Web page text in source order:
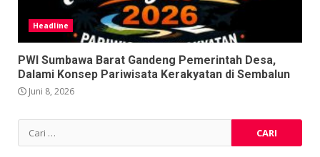
Headline
PWI Sumbawa Barat Gandeng Pemerintah Desa,
Dalami Konsep Pariwisata Kerakyatan di Sembalun
Juni 8, 2026
Cari
untuk: